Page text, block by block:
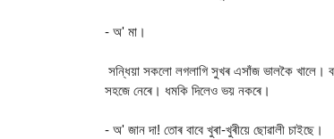
- অ' মা।
সন্ধিয়া সকলো লগলাগি সুখৰ এসাঁজ ভালকৈ খালে।
সহজে নেৰে। ধমকি দিলেও ভয় নকৰে।
- অ' জান দা! তোৰ বাবে খুৰা-খুৰীয়ে ছোৱালী চাইছে।